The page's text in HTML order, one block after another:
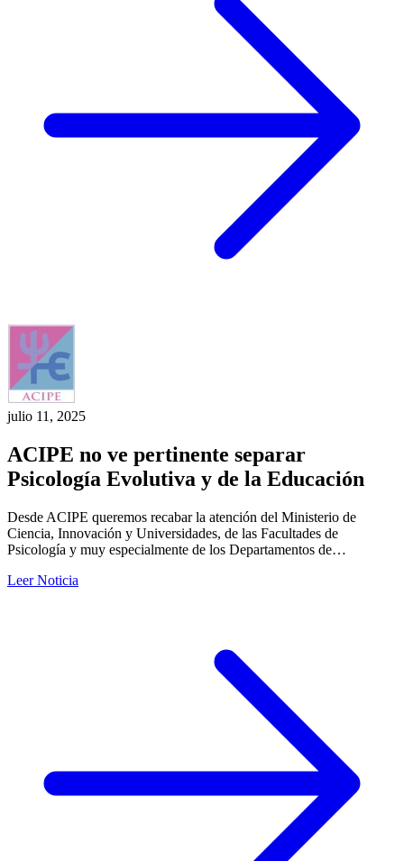
julio 11, 2025
ACIPE no ve pertinente separar
Psicología Evolutiva y de la Educación
Desde ACIPE queremos recabar la atención del Ministerio de
Ciencia, Innovación y Universidades, de las Facultades de
Psicología y muy especialmente de los Departamentos de…
Leer Noticia